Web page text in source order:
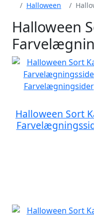
Halloween
Halloween
Halloween Sort